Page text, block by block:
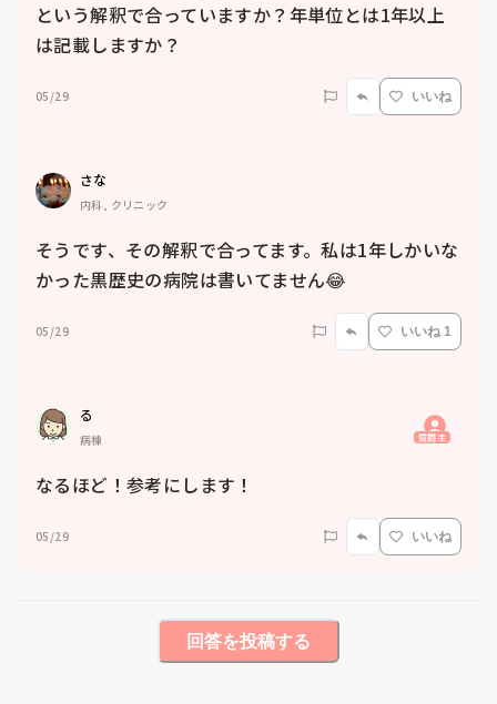
という解釈で合っていますか？年単位とは1年以上
は記載しますか？
05/29 いいね
さな
内科, クリニック
そうです、その解釈で合ってます。私は1年しかいな
かった黒歴史の病院は書いてません😂
05/29 いいね 1
る
病棟 質問主
なるほど！参考にします！
05/29 いいね
回答を投稿する